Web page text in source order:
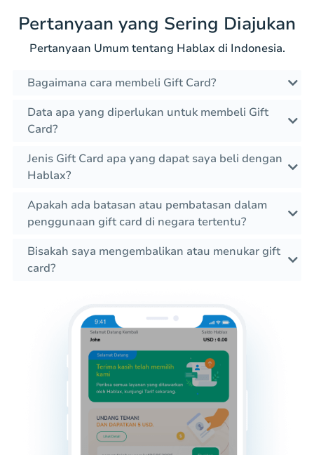
Pertanyaan yang Sering Diajukan
Pertanyaan Umum tentang Hablax di Indonesia.
Bagaimana cara membeli Gift Card?
Data apa yang diperlukan untuk membeli Gift
Card?
Jenis Gift Card apa yang dapat saya beli dengan
Hablax?
Apakah ada batasan atau pembatasan dalam
penggunaan gift card di negara tertentu?
Bisakah saya mengembalikan atau menukar gift
card?